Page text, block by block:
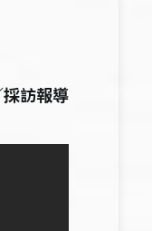
訪報導